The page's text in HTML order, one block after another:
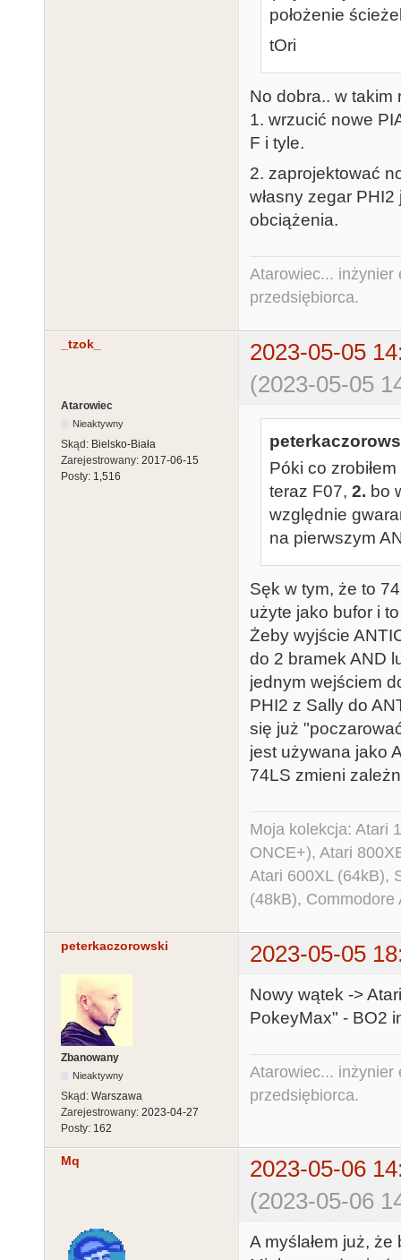
położenie
tOri
No dobra.. w takim
1. wrzucić nowe
F i tyle.
2. zaprojektować
własny zegar
obciążenia.
Atarowiec... inżynier
przedsiębiorca.
_tzok_
2023-05-05
(2023-05-05
Atarowiec
Nieaktywny
Skąd: Bielsko-Biała
Zarejestrowany: 2017-06-15
Posty: 1,516
Póki co
teraz F07, 2. bo
względnie
na pierwszym
Sęk w tym, że to
użyte jako bufor i
Żeby wyjście
do 2 bramek AND
jednym wejściem
PHI2 z Sally do
się już
jest używana jako
74LS zmieni
Moja kolekcja: Atari
ONCE+), Atari
Atari 600XL (64kB),
(48kB),
peterkaczorowski 2023-05-05
Zbanowany
Nieaktywny
Skąd: Warszawa
Zarejestrowany: 2023-04-27
Posty: 162
Nowy wątek ->
PokeyMax" - BO2
Atarowiec... inżynier
przedsiębiorca.
Mq
2023-05-06
(2023-05-06
A myślałem już,